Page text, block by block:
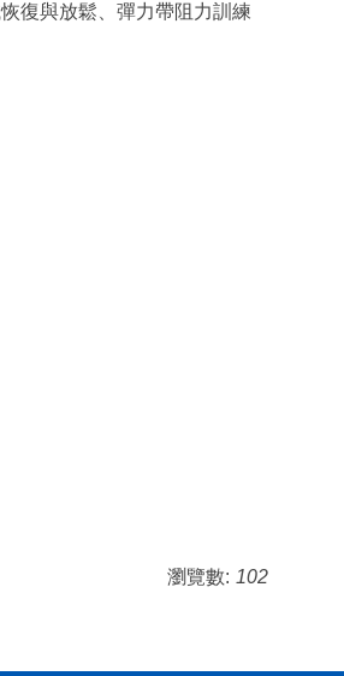
復與放鬆、彈力帶阻力訓練
瀏覽數: 102